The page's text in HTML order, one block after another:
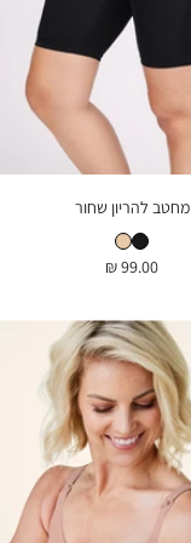
מחטב להריון שחור
מחטב להריון שחור
מחטב להריון גוף
מחיר
99.00 ₪